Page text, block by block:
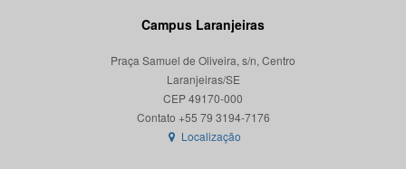
Campus Laranjeiras
Praça Samuel de Oliveira, s/n, Centro
Laranjeiras/SE
CEP 49170-000
Localização